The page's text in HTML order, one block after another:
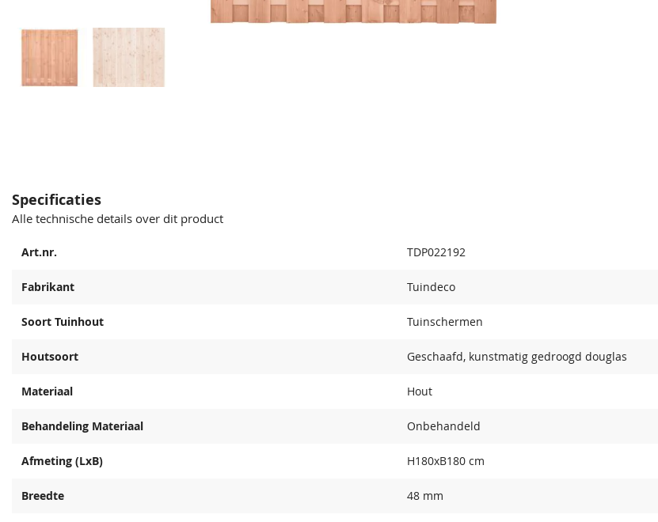
Specificaties
Alle technische details over dit product
Art.nr. TDP022192
Fabrikant Tuindeco
Soort Tuinhout Tuinschermen
Houtsoort Geschaafd, kunstmatig gedroogd douglas
Materiaal Hout
Behandeling Materiaal Onbehandeld
Afmeting (LxB) H180xB180 cm
Breedte 48 mm